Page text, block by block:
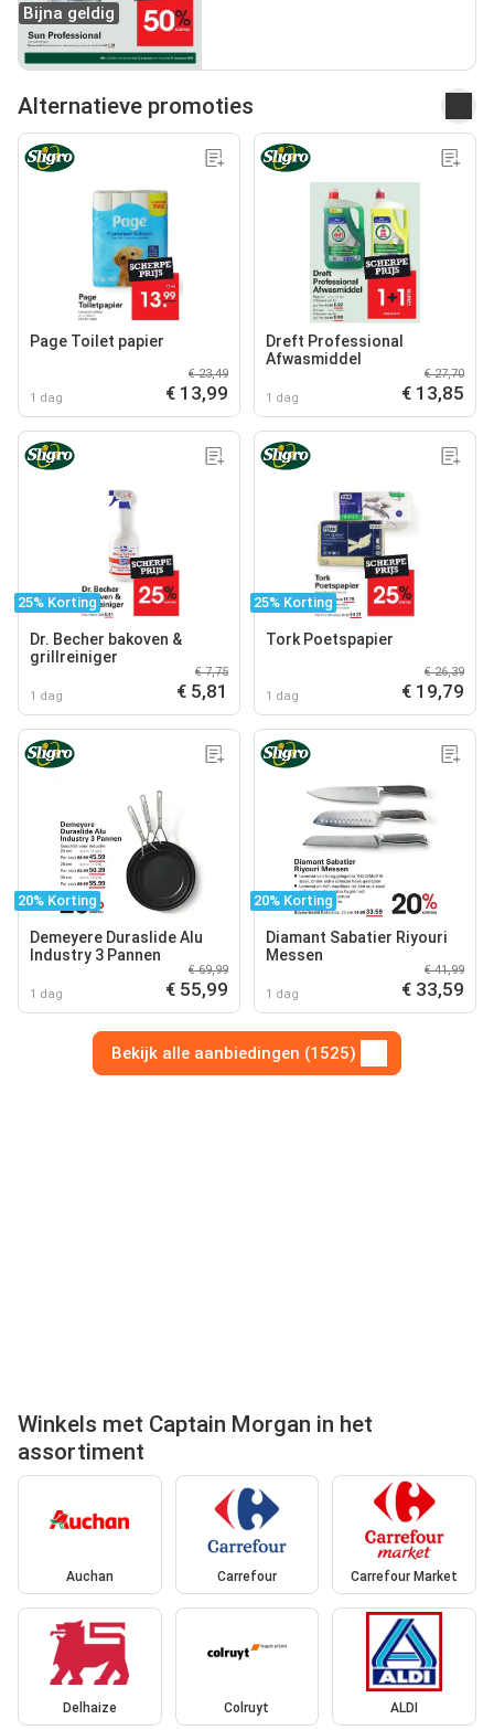
Bijna geldig
Alternatieve promoties
Page Toilet papier
1 dag
€ 23,49
€ 13,99
Dreft Professional
Afwasmiddel
1 dag
€ 27,70
€ 13,85
25% Korting
Dr. Becher bakoven &
grillreiniger
1 dag
€ 7,75
€ 5,81
25% Korting
Tork Poetspapier
1 dag
€ 26,39
€ 19,79
20% Korting
Demeyere Duraslide Alu
Industry 3 Pannen
1 dag
€ 69,99
€ 55,99
20% Korting
Diamant Sabatier Riyouri
Messen
1 dag
€ 41,99
€ 33,59
Bekijk alle aanbiedingen (1525)
Winkels met Captain Morgan in het
assortiment
Auchan Carrefour Carrefour Market
Delhaize Colruyt ALDI